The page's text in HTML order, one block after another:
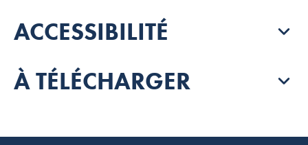
ACCESSIBILITÉ
À TÉLÉCHARGER